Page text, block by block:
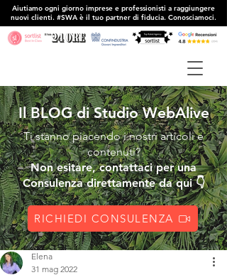
Aiutiamo ogni giorno imprese e professionisti a raggiungere
nuovi clienti. #SWA è il tuo partner di fiducia. Conosciamoci.
Il BLOG di Studio WebAlive
Ti stanno piacendo i nostri articoli e
contenuti?
Non esitare, contattaci per una
Consulenza direttamente da qui 👇
RICHIEDI CONSULENZA
Elena
31 mag 2022